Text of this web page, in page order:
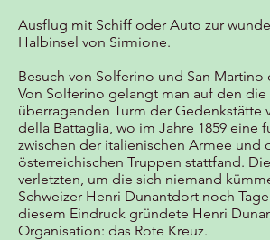
Ausflug mit Schiff oder Auto zur
Halbinsel von Sirmione.
Besuch von Solferino und San Martino
Von Solferino gelangt man auf den
überragenden Turm der Gedenkstätte
della Battaglia, wo im Jahre 1859 eine
zwischen der italienischen Armee und
österreichischen Truppen stattfand.
verletzten, um die sich niemand
Schweizer Henri Dunantdort noch
diesem Eindruck gründete Henri
Organisation: das Rote Kreuz.